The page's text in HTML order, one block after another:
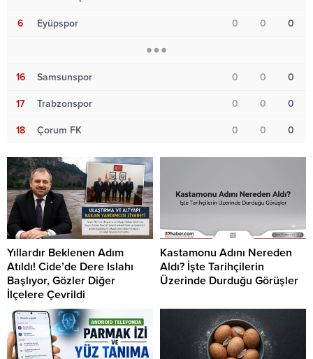
6 Eyüpspor 0 0 0
16 Samsunspor 0 0 0
17 Trabzonspor 0 0 0
18 Çorum FK 0 0 0
Yıllardır Beklenen Adım
Atıldı! Cide’de Dere Islahı
Başlıyor, Gözler Diğer
İlçelere Çevrildi
Kastamonu Adını Nereden
Aldı? İşte Tarihçilerin
Üzerinde Durduğu Görüşler